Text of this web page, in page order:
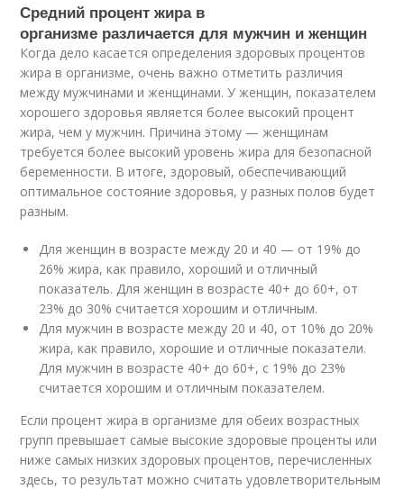
Средний процент жира в
организме различается для мужчин и женщин
Когда дело касается определения здоровых процентов
жира в организме, очень важно отметить различия
между мужчинами и женщинами. У женщин, показателем
хорошего здоровья является более высокий процент
жира, чем у мужчин. Причина этому — женщинам
требуется более высокий уровень жира для безопасной
беременности. В итоге, здоровый, обеспечивающий
оптимальное состояние здоровья, у разных полов будет
разным.
Для женщин в возрасте между 20 и 40 — от 19% до
26% жира, как правило, хороший и отличный
показатель. Для женщин в возрасте 40+ до 60+, от
23% до 30% считается хорошим и отличным.
Для мужчин в возрасте между 20 и 40, от 10% до 20%
жира, как правило, хорошие и отличные показатели.
Для мужчин в возрасте 40+ до 60+, с 19% до 23%
считается хорошим и отличным показателем.
Если процент жира в организме для обеих возрастных
групп превышает самые высокие здоровые проценты или
ниже самых низких здоровых процентов, перечисленных
здесь, то результат можно считать удовлетворительным